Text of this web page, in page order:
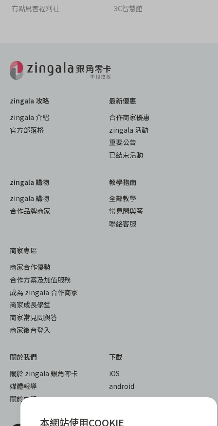
有點厲害福利社 3C智慧館
zingala 攻略
zingala 介紹
官方部落格
最新優惠
合作商家優惠
zingala 活動
重要公告
已結束活動
zingala 購物
zingala 購物
合作品牌商家
教學指南
全部教學
常見問與答
聯絡客服
商家專區
商家合作優勢
合作方案及加值服務
成為 zingala 合作商家
商家成長學堂
商家常見問與答
商家後台登入
關於我們
關於 zingala 銀角零卡
媒體報導
關於中租
下載
iOS
android
本網站使用COOKIE